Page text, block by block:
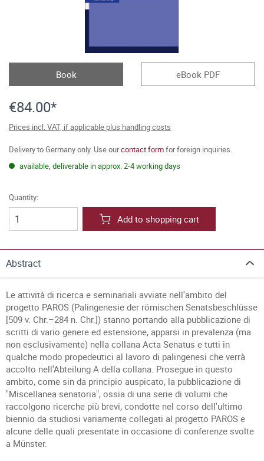
Book eBook PDF
€84.00*
Prices incl. VAT, if applicable plus handling costs
Delivery to Germany only. Use ourcontact formfor foreign inquiries.
available, deliverable in approx. 2-4 working days
Quantity:
Add to shopping cart
Abstract
Le attività di ricerca e seminariali avviate nell'ambito del
progetto PAROS (Palingenesie der römischen Senatsbeschlüsse
[509 v. Chr.–284 n. Chr.]) stanno portando alla pubblicazione di
scritti di vario genere ed estensione, apparsi in prevalenza (ma
non esclusivamente) nella collana Acta Senatus e tutti in
qualche modo propedeutici al lavoro di palingenesi che verrà
accolto nell'Abteilung A della collana. Prosegue in questo
ambito, come sin da principio auspicato, la pubblicazione di
"Miscellanea senatoria", ossia di una serie di volumi che
raccolgono ricerche più brevi, condotte nel corso dell'ultimo
biennio da studiosi variamente collegati al progetto PAROS e
alcune delle quali presentate in occasione di conferenze svolte
a Münster.